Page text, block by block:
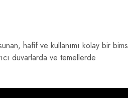
hafif ve kullanımı kolay bir bims
duvarlarda ve temellerde